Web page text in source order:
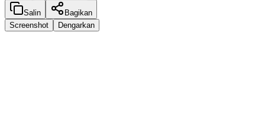
Salin
Bagikan
Screenshot
Dengarkan